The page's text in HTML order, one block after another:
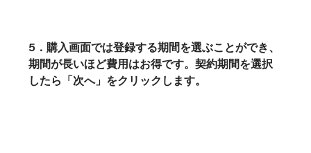
5．購入画面では登録する期間を選ぶことができ、
期間が長いほど費用はお得です。契約期間を選択
したら「次へ」をクリックします。